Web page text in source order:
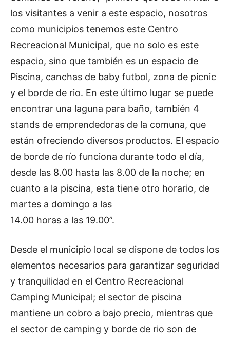
los visitantes a venir a este espacio, nosotros
como municipios tenemos este Centro
Recreacional Municipal, que no solo es este
espacio, sino que también es un espacio de
Piscina, canchas de baby futbol, zona de picnic
y el borde de rio. En este último lugar se puede
encontrar una laguna para baño, también 4
stands de emprendedoras de la comuna, que
están ofreciendo diversos productos. El espacio
de borde de río funciona durante todo el día,
desde las 8.00 hasta las 8.00 de la noche; en
cuanto a la piscina, esta tiene otro horario, de
martes a domingo a las
14.00 horas a las 19.00”.
Desde el municipio local se dispone de todos los
elementos necesarios para garantizar seguridad
y tranquilidad en el Centro Recreacional
Camping Municipal; el sector de piscina
mantiene un cobro a bajo precio, mientras que
el sector de camping y borde de rio son de